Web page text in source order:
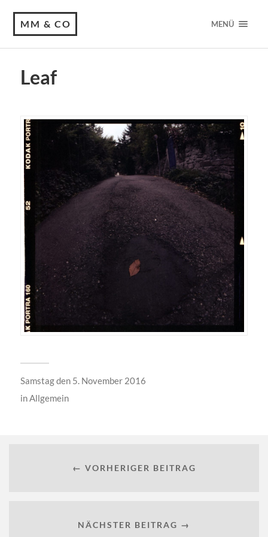
MM & CO MENÜ
Leaf
Samstag den 5. November 2016
inAllgemein
← VORHERIGER BEITRAG
NÄCHSTER BEITRAG →